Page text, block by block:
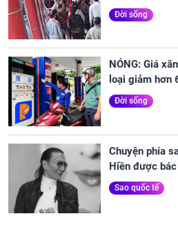
Đời sống
NÓNG: Giá
loại giảm
Đời sống
Chuyện phía
Hiền được
Sao quốc tế